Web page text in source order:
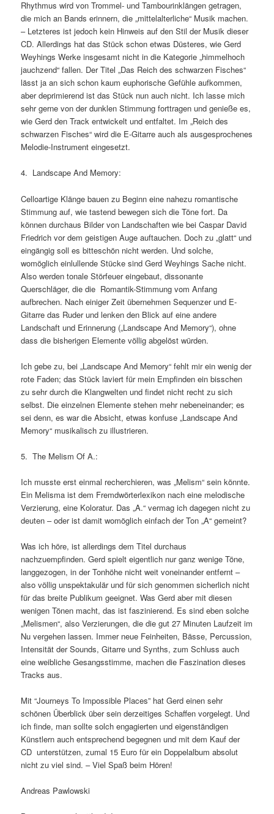
Rhythmus wird von Trommel- und Tambourinklängen getragen,
die mich an Bands erinnern, die „mittelalterliche“ Musik machen.
– Letzteres ist jedoch kein Hinweis auf den Stil der Musik dieser
CD. Allerdings hat das Stück schon etwas Düsteres, wie Gerd
Weyhings Werke insgesamt nicht in die Kategorie „himmelhoch
jauchzend“ fallen. Der Titel „Das Reich des schwarzen Fisches“
lässt ja an sich schon kaum euphorische Gefühle aufkommen,
aber deprimierend ist das Stück nun auch nicht. Ich lasse mich
sehr gerne von der dunklen Stimmung forttragen und genieße es,
wie Gerd den Track entwickelt und entfaltet. Im „Reich des
schwarzen Fisches“ wird die E-Gitarre auch als ausgesprochenes
Melodie-Instrument eingesetzt.
4. Landscape And Memory:
Celloartige Klänge bauen zu Beginn eine nahezu romantische
Stimmung auf, wie tastend bewegen sich die Töne fort. Da
können durchaus Bilder von Landschaften wie bei Caspar David
Friedrich vor dem geistigen Auge auftauchen. Doch zu „glatt“ und
eingängig soll es bitteschön nicht werden. Und solche,
womöglich einlullende Stücke sind Gerd Weyhings Sache nicht.
Also werden tonale Störfeuer eingebaut, dissonante
Querschläger, die die Romantik-Stimmung vom Anfang
aufbrechen. Nach einiger Zeit übernehmen Sequenzer und E-
Gitarre das Ruder und lenken den Blick auf eine andere
Landschaft und Erinnerung („Landscape And Memory“), ohne
dass die bisherigen Elemente völlig abgelöst würden.
Ich gebe zu, bei „Landscape And Memory“ fehlt mir ein wenig der
rote Faden; das Stück laviert für mein Empfinden ein bisschen
zu sehr durch die Klangwelten und findet nicht recht zu sich
selbst. Die einzelnen Elemente stehen mehr nebeneinander; es
sei denn, es war die Absicht, etwas konfuse „Landscape And
Memory“ musikalisch zu illustrieren.
5. The Melism Of A.:
Ich musste erst einmal recherchieren, was „Melism“ sein könnte.
Ein Melisma ist dem Fremdwörterlexikon nach eine melodische
Verzierung, eine Koloratur. Das „A.“ vermag ich dagegen nicht zu
deuten – oder ist damit womöglich einfach der Ton „A“ gemeint?
Was ich höre, ist allerdings dem Titel durchaus
nachzuempfinden. Gerd spielt eigentlich nur ganz wenige Töne,
langgezogen, in der Tonhöhe nicht weit voneinander entfernt –
also völlig unspektakulär und für sich genommen sicherlich nicht
für das breite Publikum geeignet. Was Gerd aber mit diesen
wenigen Tönen macht, das ist faszinierend. Es sind eben solche
„Melismen“, also Verzierungen, die die gut 27 Minuten Laufzeit im
Nu vergehen lassen. Immer neue Feinheiten, Bässe, Percussion,
Intensität der Sounds, Gitarre und Synths, zum Schluss auch
eine weibliche Gesangsstimme, machen die Faszination dieses
Tracks aus.
Mit “Journeys To Impossible Places” hat Gerd einen sehr
schönen Überblick über sein derzeitiges Schaffen vorgelegt. Und
ich finde, man sollte solch engagierten und eigenständigen
Künstlern auch entsprechend begegnen und mit dem Kauf der
CD unterstützen, zumal 15 Euro für ein Doppelalbum absolut
nicht zu viel sind. – Viel Spaß beim Hören!
Andreas Pawlowski